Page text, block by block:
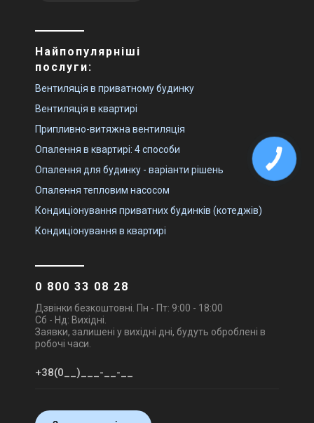
Найпопулярніші
послуги:
Вентиляція в приватному будинку
Вентиляція в квартирі
Припливно-витяжна вентиляція
Опалення в квартирі: 4 способи
Опалення для будинку - варіанти рішень
Опалення тепловим насосом
Кондиціонування приватних будинків (котеджів)
Кондиціонування в квартирі
0 800 33 08 28
Дзвінки безкоштовні. Пн - Пт: 9:00 - 18:00
Сб - Нд: Вихідні.
Заявки, залишені у вихідні дні, будуть оброблені в
робочі часи.